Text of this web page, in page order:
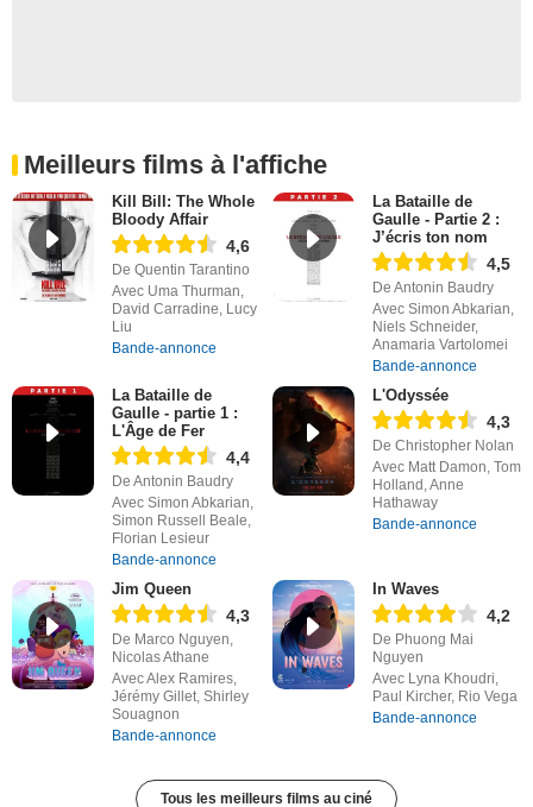
Meilleurs films à l'affiche
Kill Bill: The Whole
Bloody Affair
4,6
De Quentin Tarantino
Avec Uma Thurman,
David Carradine, Lucy
Liu
Bande-annonce
La Bataille de
Gaulle - Partie 2 :
J’écris ton nom
4,5
De Antonin Baudry
Avec Simon Abkarian,
Niels Schneider,
Anamaria Vartolomei
Bande-annonce
La Bataille de
Gaulle - partie 1 :
L'Âge de Fer
4,4
De Antonin Baudry
Avec Simon Abkarian,
Simon Russell Beale,
Florian Lesieur
Bande-annonce
L'Odyssée
4,3
De Christopher Nolan
Avec Matt Damon, Tom
Holland, Anne
Hathaway
Bande-annonce
Jim Queen
4,3
De Marco Nguyen,
Nicolas Athane
Avec Alex Ramires,
Jérémy Gillet, Shirley
Souagnon
Bande-annonce
In Waves
4,2
De Phuong Mai
Nguyen
Avec Lyna Khoudri,
Paul Kircher, Rio Vega
Bande-annonce
Tous les meilleurs films au ciné